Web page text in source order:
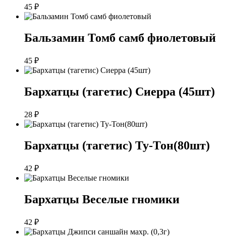
45 ₽
Бальзамин Томб самб фиолетовый
45 ₽
Бархатцы (тагетис) Сиерра (45шт)
28 ₽
Бархатцы (тагетис) Ту-Тон(80шт)
42 ₽
Бархатцы Веселые гномики
42 ₽